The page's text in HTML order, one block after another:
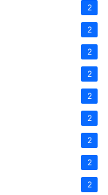
2
2
2
2
2
2
2
2
2